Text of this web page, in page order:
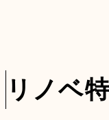
リノベ